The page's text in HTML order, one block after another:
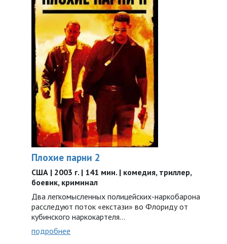
Плохие парни 2
США | 2003 г. | 141 мин. | комедия, триллер,
боевик, криминал
Два легкомысленных полицейских-наркобарона
расследуют поток «екстази» во Флориду от
кубинского наркокартеля…
подробнее